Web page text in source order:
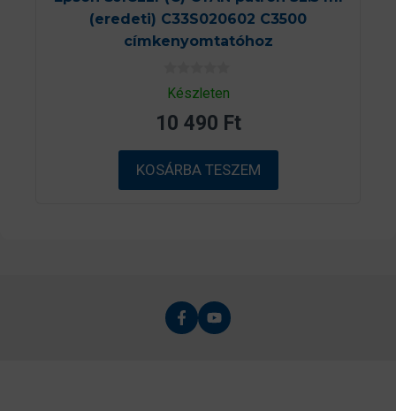
(eredeti) C33S020602 C3500
címkenyomtatóhoz
0
a
5
b
ő
l
Készleten
10 490 Ft
KOSÁRBA TESZEM